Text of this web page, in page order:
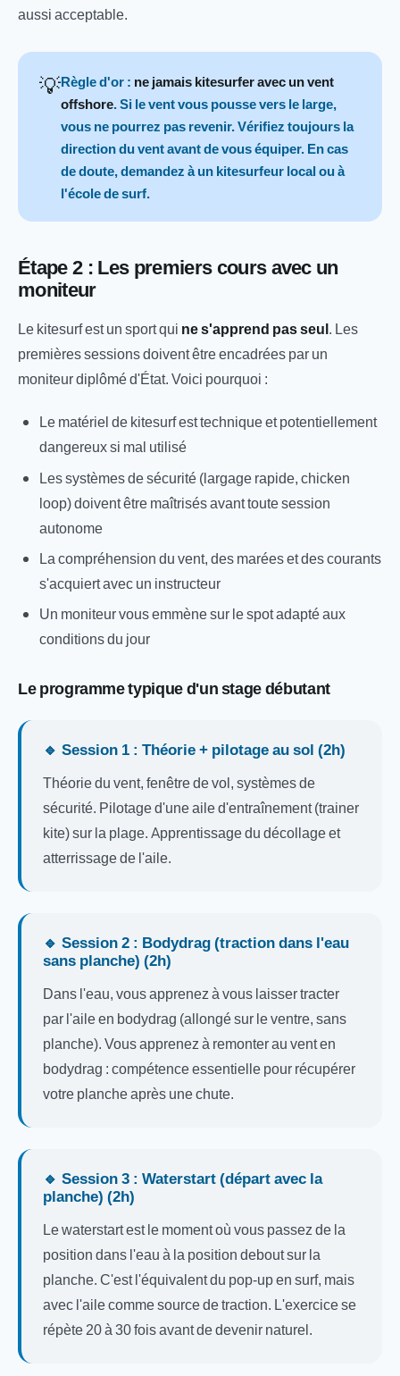
aussi acceptable.
💡Règle d'or : ne jamais kitesurfer avec un vent
offshore. Si le vent vous pousse vers le large,
vous ne pourrez pas revenir. Vérifiez toujours la
direction du vent avant de vous équiper. En cas
de doute, demandez à un kitesurfeur local ou à
l'école de surf.
Étape 2 : Les premiers cours avec un
moniteur
Le kitesurf est un sport qui ne s'apprend pas seul. Les
premières sessions doivent être encadrées par un
moniteur diplômé d'État. Voici pourquoi :
Le matériel de kitesurf est technique et potentiellement
dangereux si mal utilisé
Les systèmes de sécurité (largage rapide, chicken
loop) doivent être maîtrisés avant toute session
autonome
La compréhension du vent, des marées et des courants
s'acquiert avec un instructeur
Un moniteur vous emmène sur le spot adapté aux
conditions du jour
Le programme typique d'un stage débutant
🔹 Session 1 : Théorie + pilotage au sol (2h)
Théorie du vent, fenêtre de vol, systèmes de
sécurité. Pilotage d'une aile d'entraînement (trainer
kite) sur la plage. Apprentissage du décollage et
atterrissage de l'aile.
🔹 Session 2 : Bodydrag (traction dans l'eau
sans planche) (2h)
Dans l'eau, vous apprenez à vous laisser tracter
par l'aile en bodydrag (allongé sur le ventre, sans
planche). Vous apprenez à remonter au vent en
bodydrag : compétence essentielle pour récupérer
votre planche après une chute.
🔹 Session 3 : Waterstart (départ avec la
planche) (2h)
Le waterstart est le moment où vous passez de la
position dans l'eau à la position debout sur la
planche. C'est l'équivalent du pop-up en surf, mais
avec l'aile comme source de traction. L'exercice se
répète 20 à 30 fois avant de devenir naturel.